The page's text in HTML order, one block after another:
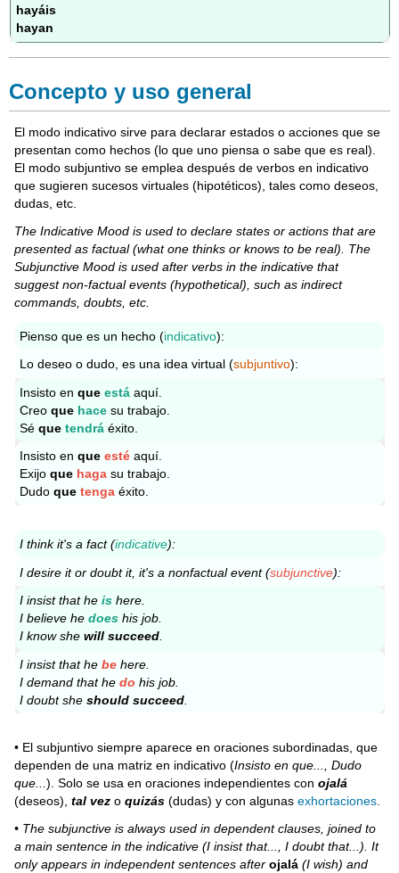
hayáis
hayan
Concepto y uso general
El modo indicativo sirve para declarar estados o acciones que se
presentan como hechos (lo que uno piensa o sabe que es real).
El modo subjuntivo se emplea después de verbos en indicativo
que sugieren sucesos virtuales (hipotéticos), tales como deseos,
dudas, etc.
The Indicative Mood is used to declare states or actions that are
presented as factual (what one thinks or knows to be real). The
Subjunctive Mood is used after verbs in the indicative that
suggest non-factual events (hypothetical), such as indirect
commands, doubts, etc.
Pienso que es un hecho (indicativo):
Lo deseo o dudo, es una idea virtual (subjuntivo):
Insisto enqueestá aquí.
Creoque hace su trabajo.
Séquetendrá éxito.
Insisto enqueesté aquí.
Exijoque haga su trabajo.
Dudoquetenga éxito.
I think it's a fact (indicative):
I desire it or doubt it, it's a nonfactual event (subjunctive):
I insist that heis here.
I believe hedoes his job.
I know shewill succeed
I insist that hebe here.
I demand that hedo his job.
I doubt sheshould succeed
• El subjuntivo siempre aparece en oraciones subordinadas, que
dependen de una matriz en indicativo (Insisto en que..., Dudo
que...). Solo se usa en oraciones independientes conojalá
(deseos),tal vez oquizás (dudas) y con algunasexhortaciones
• The subjunctive is always used in dependent clauses, joined to
a main sentence in the indicative (I insist that..., I doubt that...). It
only appears in independent sentences afterojalá (I wish) and